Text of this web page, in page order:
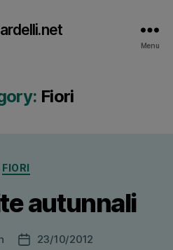
Menu
Fiori
Categories
FIORI
autunnali
Post23/10/2012